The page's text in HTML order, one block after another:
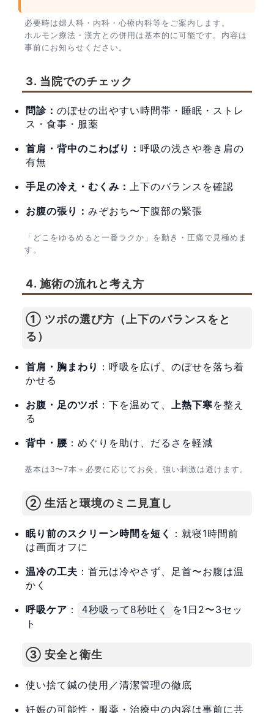
必要時は婦人科・内科・心療内科等をご案内します。
ホルモン療法・漢方との併用は基本的に可能です。内容は
事前にお知らせください。
3. 当院でのチェック
問診： のぼせの出やすい時間帯・睡眠・ストレ
ス・食事・服薬
首肩・背中のこわばり： 呼吸の浅さや巻き肩の
有無
手足の冷え・むくみ： 上下のバランスを確認
お腹の張り： みぞおち〜下腹部の緊張
「どこをゆるめると一番ラクか」を動き・圧痛で見極めま
す。
4. 施術の流れと考え方
① ツボの選び方（上下のバランスをと
る）
首肩・胸まわり ：呼吸を広げ、のぼせを落ち着
かせる
お腹・足のツボ ：下を温めて、 上熱下寒を整え
る
背中・腰 ：めぐりを助け、だるさを軽減
基本は3〜7本＋必要に応じてお灸。強い刺激は避けます。
② 生活と環境のミニ見直し
眠り前のスクリーン時間を短く
：就寝1時間前
は画面オフに
温冷の工夫 ：首元は冷やさず、足首〜お腹は温
かく
呼吸ケア ： 4秒吸って8秒吐く
を1日2〜3セッ
ト
③ 安全と衛生
使い捨て鍼の使用／清潔管理の徹底
妊娠の可能性・服薬・治療中の内容は事前に共